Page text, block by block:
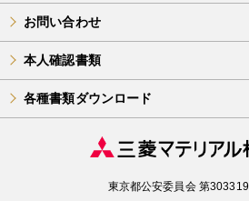
お問い合わせ
本人確認書類
各種書類ダウンロード
東京都公安委員会 第